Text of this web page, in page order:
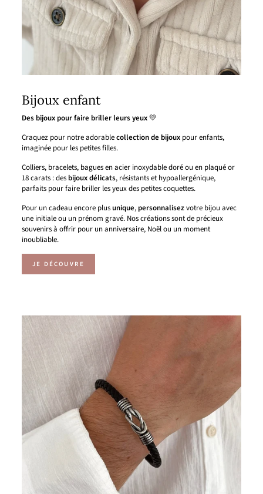
Bijoux enfant
Des bijoux pour faire briller leurs yeux💛
Craquez pour notre adorablecollection de bijoux pour enfants,
imaginée pour les petites filles.
Colliers, bracelets, bagues en acier inoxydable doré ou en plaqué or
18 carats : des bijoux délicats, résistants et hypoallergénique,
parfaits pour faire briller les yeux des petites coquettes.
Pour un cadeau encore plusunique, personnalisezvotre bijou avec
une initiale ou un prénom gravé. Nos créations sont de précieux
souvenirs à offrir pour un anniversaire, Noël ou un moment
inoubliable.
JE DÉCOUVRE